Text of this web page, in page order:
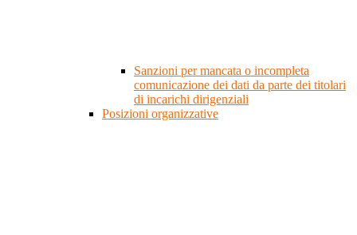
Sanzioni per mancata o incompleta
comunicazione dei dati da parte dei titolari
di incarichi dirigenziali
Posizioni organizzative